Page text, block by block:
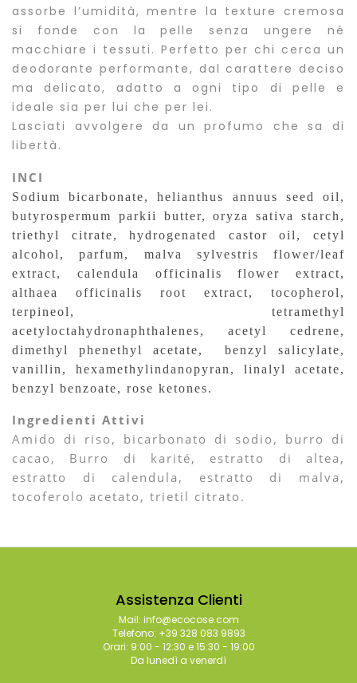
assorbe l’umidità, mentre la texture cremosa
si fonde con la pelle senza ungere né
macchiare i tessuti. Perfetto per chi cerca un
deodorante performante, dal carattere deciso
ma delicato, adatto a ogni tipo di pelle e
ideale sia per lui che per lei.
Lasciati avvolgere da un profumo che sa di
libertà.
INCI
Sodium bicarbonate, helianthus annuus seed oil,
butyrospermum parkii butter, oryza sativa starch,
triethyl citrate, hydrogenated castor oil, cetyl
alcohol, parfum, malva sylvestris flower/leaf
extract, calendula officinalis flower extract,
althaea officinalis root extract, tocopherol,
terpineol, tetramethyl
acetyloctahydronaphthalenes, acetyl cedrene,
dimethyl phenethyl acetate, benzyl salicylate,
vanillin, hexamethylindanopyran, linalyl acetate,
benzyl benzoate, rose ketones.
Ingredienti Attivi
Amido di riso, bicarbonato di sodio, burro di
cacao, Burro di karité, estratto di altea,
estratto di calendula, estratto di malva,
tocoferolo acetato, trietil citrato.
Assistenza Clienti
Mail: info@ecocose.com
Telefono: +39 328 083 9893
Orari: 9:00 - 12:30 e 15:30 - 19:00
Da lunedì a venerdì